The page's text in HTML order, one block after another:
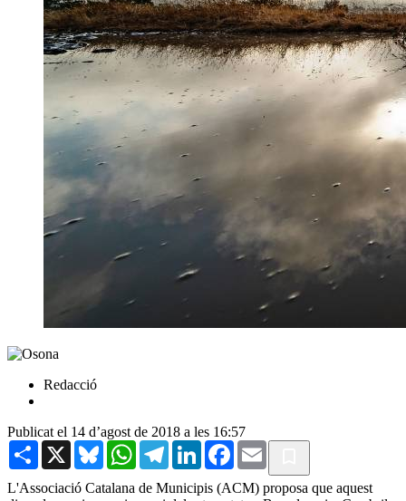
Redacció
Publicat el 14 d’agost de 2018 a les 16:57
Share X BlueskyWhatsAppTelegramLinkedInFacebook
Email
L'Associació Catalana de Municipis (ACM) proposa que aquest